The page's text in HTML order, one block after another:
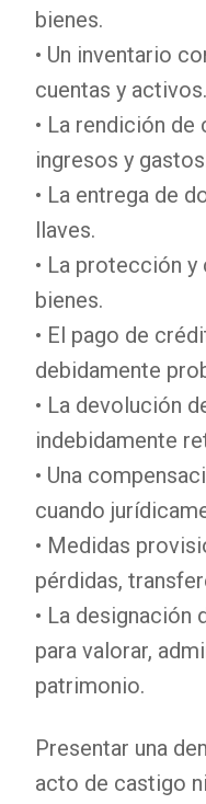
bienes.
• Un inventario
cuentas y activos.
• La rendición
ingresos y
• La entrega de
llaves.
• La protección
bienes.
• El pago de
debidamente
• La devolución
indebidamente
• Una
cuando
• Medidas
pérdidas,
• La designación
para valorar,
patrimonio.
Presentar una
acto de castigo